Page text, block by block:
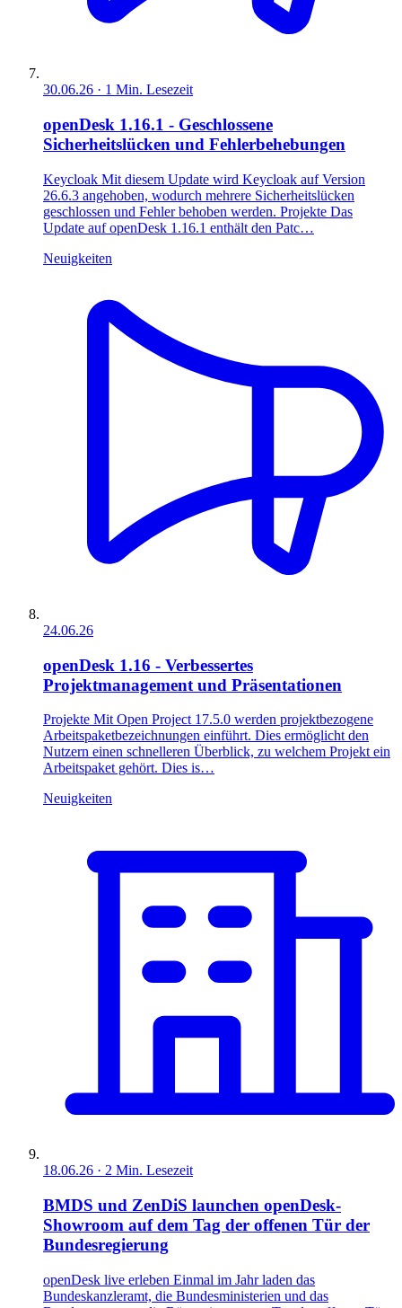
30.06.26 · 1 Min. Lesezeit
openDesk 1.16.1 - Geschlossene
Sicherheitslücken und Fehlerbehebungen
Keycloak Mit diesem Update wird Keycloak auf Version
26.6.3 angehoben, wodurch mehrere Sicherheitslücken
geschlossen und Fehler behoben werden. Projekte Das
Update auf openDesk 1.16.1 enthält den Patc…
Neuigkeiten
24.06.26
openDesk 1.16 - Verbessertes
Projektmanagement und Präsentationen
Projekte Mit Open Project 17.5.0 werden projektbezogene
Arbeitspaketbezeichnungen einführt. Dies ermöglicht den
Nutzern einen schnelleren Überblick, zu welchem Projekt ein
Arbeitspaket gehört. Dies is…
Neuigkeiten
18.06.26 · 2 Min. Lesezeit
BMDS und ZenDiS launchen openDesk-
Showroom auf dem Tag der offenen Tür der
Bundesregierung
openDesk live erleben Einmal im Jahr laden das
Bundeskanzleramt, die Bundesministerien und das